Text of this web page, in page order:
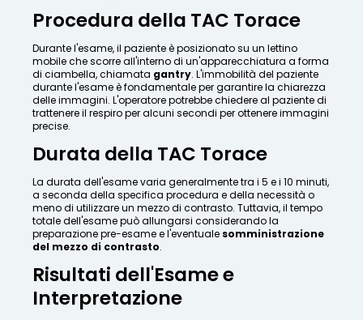
Procedura della TAC Torace
Durante l'esame, il paziente è posizionato su un lettino
mobile che scorre all'interno di un'apparecchiatura a forma
di ciambella, chiamata gantry. L'immobilità del paziente
durante l'esame è fondamentale per garantire la chiarezza
delle immagini. L'operatore potrebbe chiedere al paziente di
trattenere il respiro per alcuni secondi per ottenere immagini
precise.
Durata della TAC Torace
La durata dell'esame varia generalmente tra i 5 e i 10 minuti,
a seconda della specifica procedura e della necessità o
meno di utilizzare un mezzo di contrasto. Tuttavia, il tempo
totale dell'esame può allungarsi considerando la
preparazione pre-esame e l'eventuale somministrazione
del mezzo di contrasto.
Risultati dell'Esame e
Interpretazione